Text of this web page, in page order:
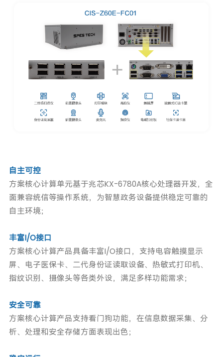
自主可控
方案核心计算单元基于兆芯KX-6780A核心处理器开发，全
面兼容统信等操作系统，为智慧政务设备提供稳定可靠的
自主环境；
丰富I/O接口
方案核心计算产品具备丰富I/O接口，支持电容触摸显示
屏、电子医保卡、二代身份证读取设备、热敏式打印机、
指纹识别、摄像头等各类外设，满足多样功能需求；
安全可靠
方案核心计算产品支持看门狗功能，在信息数据采集、分
析、处理和安全存储方面表现出色；